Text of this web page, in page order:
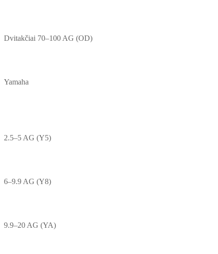
Dvitakčiai 70–100 AG (OD)
Yamaha
2.5–5 AG (Y5)
6–9.9 AG (Y8)
9.9–20 AG (YA)